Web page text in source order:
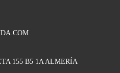
155 B5 1A ALMERÍA